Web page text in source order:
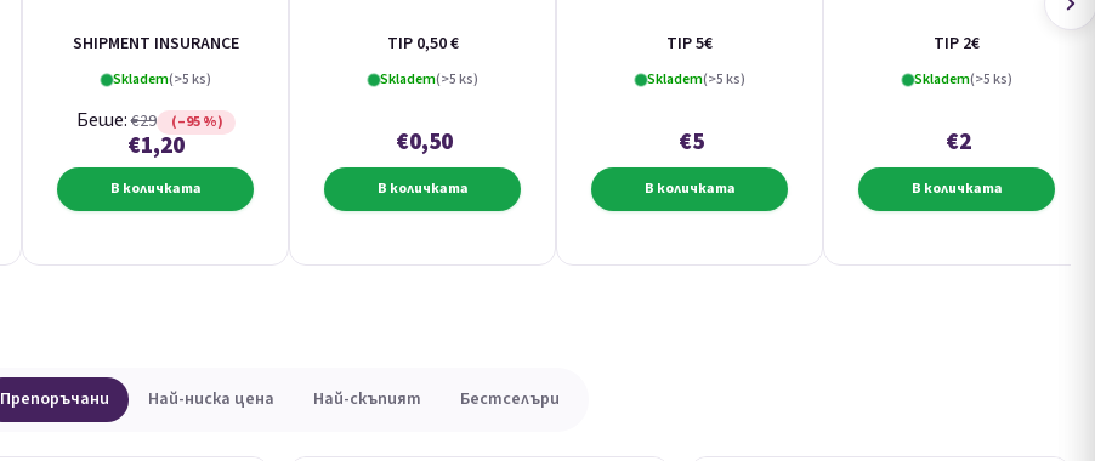
SHIPMENT INSURANCE
Skladem(>5 ks)
Беше:€29 (–95 %)
€1,20
В количката
TIP 0,50 €
Skladem(>5 ks)
€0,50
В количката
TIP 5€
Skladem(>5 ks)
€5
В количката
TIP 2€
Skladem(>5 ks)
€2
В количката
Препоръчани Най-ниска цена Най-скъпият Бестселъри